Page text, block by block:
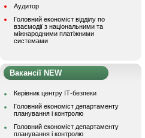
Аудитор
Головний економіст відділу по
взаємодії з національними та
міжнародними платіжними
системами
Вакансії NEW
Керівник центру ІТ-безпеки
Головний економіст департаменту
планування і контролю
Головний економіст департаменту
планування і контролю